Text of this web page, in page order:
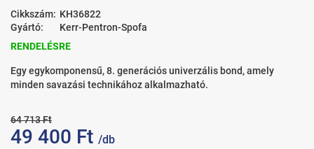
Cikkszám: KH36822
Gyártó:
Kerr-Pentron-Spofa
RENDELÉSRE
Egy egykomponensű, 8. generációs univerzális bond, amely
minden savazási technikához alkalmazható.
64 713 Ft
49 400 Ft /db